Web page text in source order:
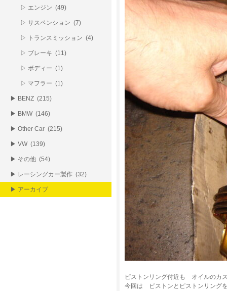
ピストンリング付近も オイルのカ
今回は ピストンとピストンリング
▷ エンジン (49)
▷ サスペンション (7)
▷ トランスミッション (4)
▷ ブレーキ (11)
▷ ボディー (1)
▷ マフラー (1)
▶ BENZ (215)
▶ BMW (146)
▶ Other Car (215)
▶ VW (139)
▶ その他 (54)
▶ レーシングカー製作 (32)
▶ アーカイブ